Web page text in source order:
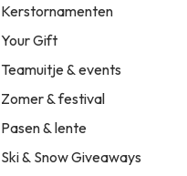
Kerstornamenten
Your Gift
Teamuitje & events
Zomer & festival
Pasen & lente
Ski & Snow Giveaways